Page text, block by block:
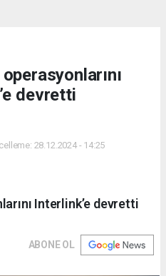
devretti
28.12.2024 - 14:25
Interlink’e devretti
ABONE OL